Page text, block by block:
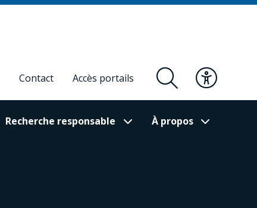
Contact Accès portails
Recherche responsable À propos